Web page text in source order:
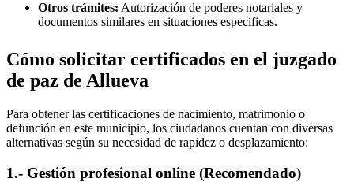
Otros trámites: Autorización de poderes notariales y
documentos similares en situaciones específicas.
Cómo solicitar certificados en el juzgado
de paz de Allueva
Para obtener las certificaciones de nacimiento, matrimonio o
defunción en este municipio, los ciudadanos cuentan con diversas
alternativas según su necesidad de rapidez o desplazamiento:
1.- Gestión profesional online (Recomendado)